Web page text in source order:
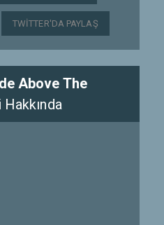
TWITTER'DA PAYLAŞ
Above The